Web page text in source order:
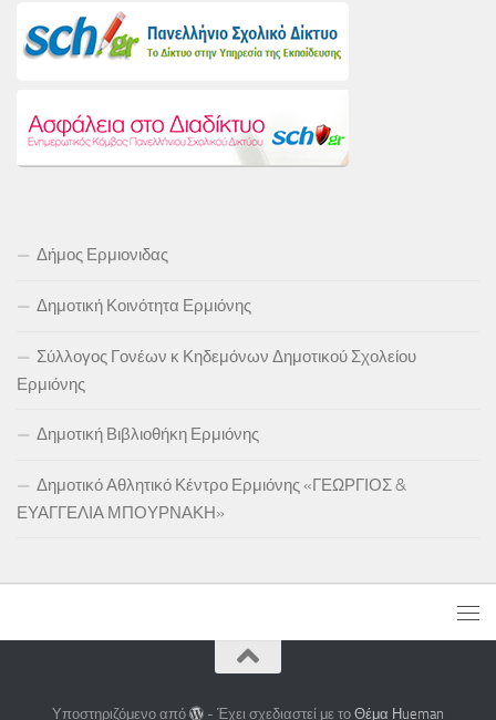
Δήμος Ερμιονιδας
Δημοτική Κοινότητα Ερμιόνης
Σύλλογος Γονέων κ Κηδεμόνων Δημοτικού Σχολείου
Ερμιόνης
Δημοτική Βιβλιοθήκη Ερμιόνης
Δημοτικό Αθλητικό Κέντρο Ερμιόνης «ΓΕΩΡΓΙΟΣ &
ΕΥΑΓΓΕΛΙΑ ΜΠΟΥΡΝΑΚΗ»
Υποστηριζόμενο από - Έχει σχεδιαστεί με τοΘέμα Ηueman